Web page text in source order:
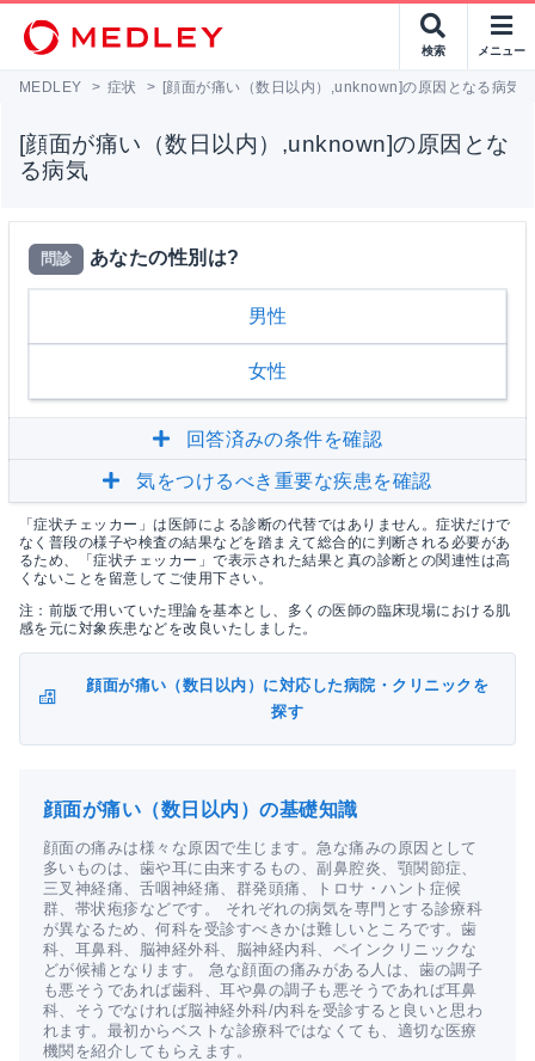
検索 メニュー
MEDLEY > 症状 > [顔面が痛い（数日以内）,unknown]の原因となる病気
[顔面が痛い（数日以内）,unknown]の原因とな
る病気
問診 あなたの性別は?
男性
女性
回答済みの条件を確認
気をつけるべき重要な疾患を確認
「症状チェッカー」は医師による診断の代替ではありません。症状だけで
なく普段の様子や検査の結果などを踏まえて総合的に判断される必要があ
るため、「症状チェッカー」で表示された結果と真の診断との関連性は高
くないことを留意してご使用下さい。
注：前版で用いていた理論を基本とし、多くの医師の臨床現場における肌
感を元に対象疾患などを改良いたしました。
顔面が痛い（数日以内）に対応した病院・クリニックを
探す
顔面が痛い（数日以内）の基礎知識
顔面の痛みは様々な原因で生じます。急な痛みの原因として
多いものは、歯や耳に由来するもの、副鼻腔炎、顎関節症、
三叉神経痛、舌咽神経痛、群発頭痛、トロサ・ハント症候
群、帯状疱疹などです。 それぞれの病気を専門とする診療科
が異なるため、何科を受診すべきかは難しいところです。歯
科、耳鼻科、脳神経外科、脳神経内科、ペインクリニックな
どが候補となります。 急な顔面の痛みがある人は、歯の調子
も悪そうであれば歯科、耳や鼻の調子も悪そうであれば耳鼻
科、そうでなければ脳神経外科/内科を受診すると良いと思わ
れます。最初からベストな診療科ではなくても、適切な医療
機関を紹介してもらえます。